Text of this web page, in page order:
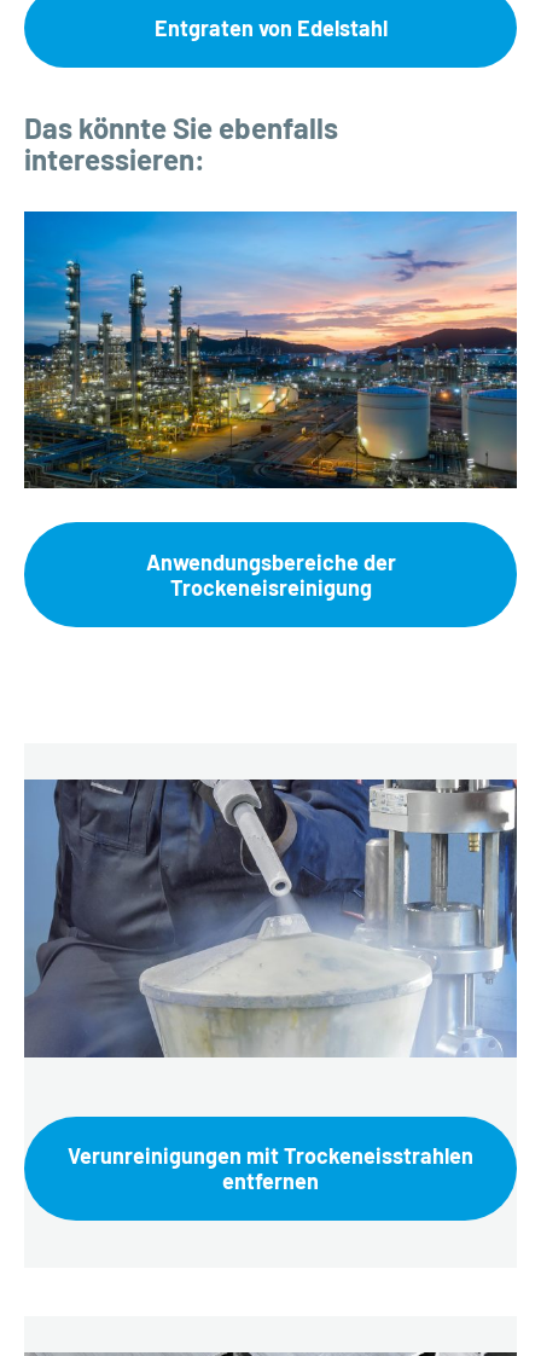
Entgraten von Edelstahl
Das könnte Sie ebenfalls
interessieren:
Anwendungsbereiche der
Trockeneisreinigung
Verunreinigungen mit Trockeneisstrahlen
entfernen